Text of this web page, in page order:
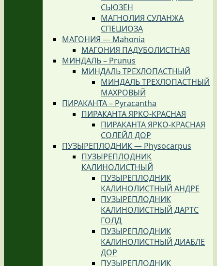
СЬЮЗЕН
МАГНОЛИЯ СУЛАНЖА
СПЕЦИОЗА
МАГОНИЯ — Mahonia
МАГОНИЯ ПАДУБОЛИСТНАЯ
МИНДАЛЬ – Prunus
МИНДАЛЬ ТРЕХЛОПАСТНЫЙ
МИНДАЛЬ ТРЕХЛОПАСТНЫЙ
МАХРОВЫЙ
ПИРАКАНТА – Pyracantha
ПИРАКАНТА ЯРКО-КРАСНАЯ
ПИРАКАНТА ЯРКО-КРАСНАЯ
СОЛЕЙЛ ДОР
ПУЗЫРЕПЛОДНИК — Physocarpus
ПУЗЫРЕПЛОДНИК
КАЛИНОЛИСТНЫЙ
ПУЗЫРЕПЛОДНИК
КАЛИНОЛИСТНЫЙ АНДРЕ
ПУЗЫРЕПЛОДНИК
КАЛИНОЛИСТНЫЙ ДАРТС
ГОЛД
ПУЗЫРЕПЛОДНИК
КАЛИНОЛИСТНЫЙ ДИАБЛЕ
ДОР
ПУЗЫРЕПЛОДНИК